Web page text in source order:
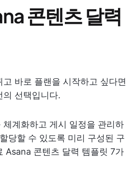
콘텐츠 달력
바로 플랜을 시작하고 싶다면
의 선택입니다.
체계화하고 게시 일정을 관리하
당할 수 있도록 미리 구성된 구
Asana 콘텐츠 달력 템플릿 7가